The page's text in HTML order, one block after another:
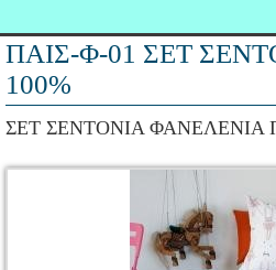
ΠΑΙΣ-Φ-01 ΣΕΤ
100%
ΣΕΤ ΣΕΝΤΟΝΙΑ ΦΑΝΕΛΕΝΙΑ